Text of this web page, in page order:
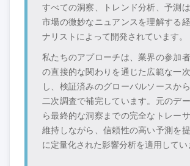
すべての洞察、トレンド分析、予測
市場の微妙なニュアンスを理解する
ナリストによって開発されています。
私たちのアプローチは、業界の参加
の直接的な関わりを通じた広範な一
し、検証済みのグローバルソースか
二次調査で補完しています。元のデ
ら最終的な洞察までの完全なトレー
維持しながら、信頼性の高い予測を
に定量化された影響分析を適用してい